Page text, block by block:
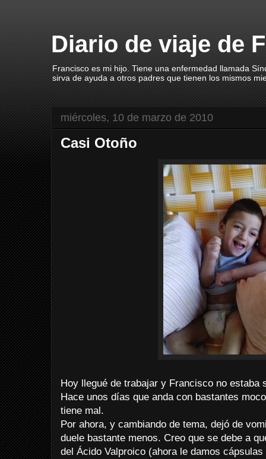
Diario de viaje de
Francisco es mi hijo. Tiene una enfermedad llamada
sirva de ayuda a otros padres que tienen los mismos
miércoles, 10 de marzo de 2010
Casi Otoño
Hoy llegué de trabajar y Francisco no estaba
Hace unos días que anda con bastantes
tiene mal.
Por ahora, y cambiando de tema, dejó de
duele bastante menos. Creo que se debe a
del Ácido Valproico (ahora le damos